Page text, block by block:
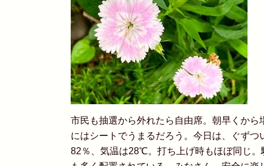
市民も抽選から外れたら自由席。朝早くから
にはシートでうまるだろう。今日は、ぐずつ
82％、気温は28℃。打ち上げ時もほぼ同じ。